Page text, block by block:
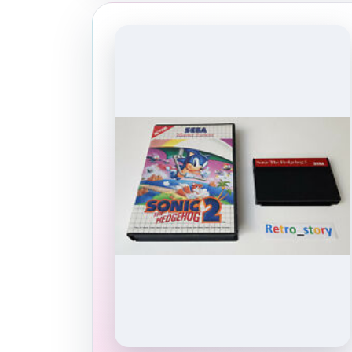
- Sans Boitier Et Sans Jeu
Figurines et objets déco
PRODUITS DÉRIVÉS
Lot de 2 figurines en métal
figurine Sonic the hedgehog
Sonic the hedgehog le
hérisson Rouge the bat la
chauve-souris
Figurines et objets déco
3,00 EUR
Voir sur Rakuten →